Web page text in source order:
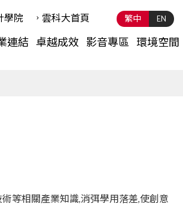
繁中 EN
連結 卓越成效 影音專區 環境空間
學院 雲科⼤首頁
等相關產業知識,消弭學用落差,使創意